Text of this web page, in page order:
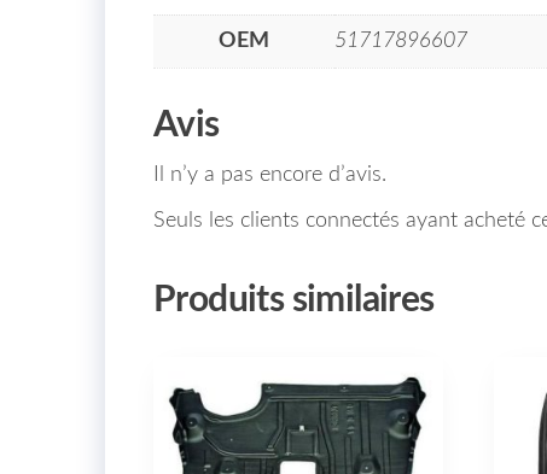
OEM 51717896607
Avis
Il n’y a pas encore d’avis.
Seuls les clients connectés ayant acheté
Produits similaires